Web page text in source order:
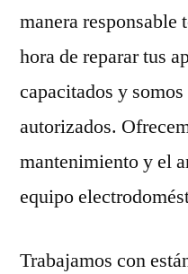
manera responsable
hora de reparar tus
capacitados y
autorizados.
mantenimiento y el
equipo
Trabajamos con